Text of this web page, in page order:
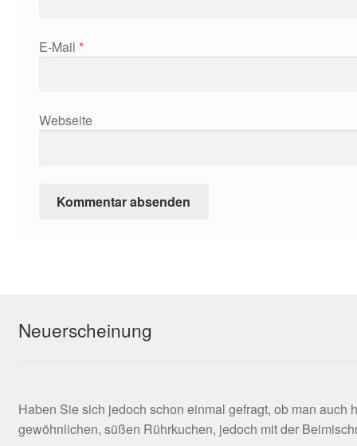
E-Mail *
Webseite
Neuerscheinung
Haben Sie sich jedoch schon einmal gefragt, ob man
gewöhnlichen, süßen Rührkuchen, jedoch mit der